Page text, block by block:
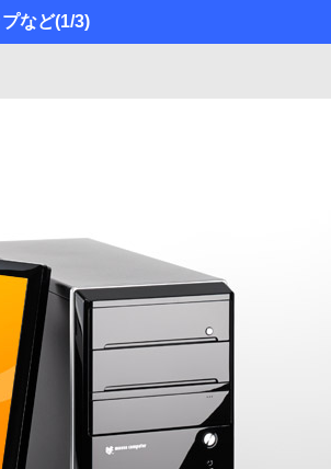
など(1/3)